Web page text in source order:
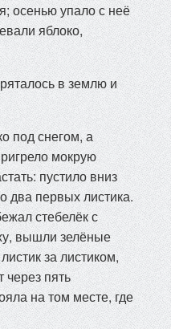
осенью упало с неё
яблоко,
в землю и
под снегом, а
мокрую
пустило вниз
два первых листика.
стебелёк с
вышли зелёные
за листиком,
через пять
на том месте, где